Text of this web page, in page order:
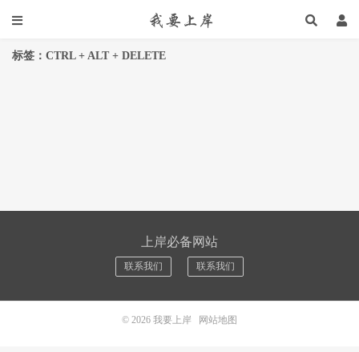
标签：CTRL + ALT + DELETE
上岸必备网站
联系我们 联系我们
© 2026 我要上岸 网站地图